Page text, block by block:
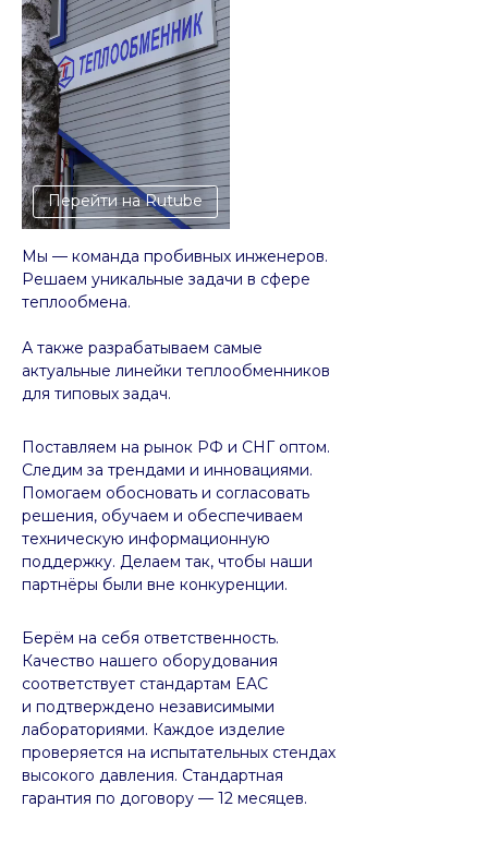
Мы — команда пробивных инженеров.
Решаем уникальные задачи в сфере
теплообмена.
А также разрабатываем самые
актуальные линейки теплообменников
для типовых задач.
Берём на себя ответственность.
Качество нашего оборудования
соответствует стандартам EAC
и подтверждено независимыми
лабораториями. Каждое изделие
проверяется на испытательных стендах
высокого давления. Стандартная
гарантия по договору — 12 месяцев.
Поставляем на рынок РФ и СНГ оптом.
Следим за трендами и инновациями.
Помогаем обосновать и согласовать
решения, обучаем и обеспечиваем
техническую информационную
поддержку. Делаем так, чтобы наши
партнёры были вне конкуренции.
Перейти на Rutube